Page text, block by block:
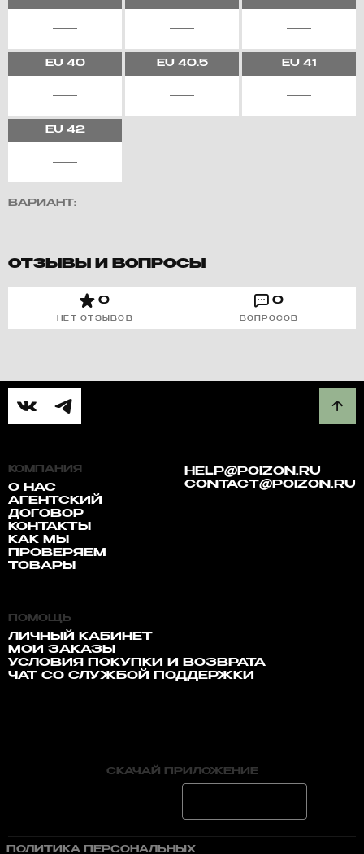
EU40 EU40.5 EU 41
EU42
ВАРИАНТ:
ОТЗЫВЫ И ВОПРОСЫ
0
НЕТ ОТЗЫВОВ
0
ВОПРОСОВ
КОМПАНИЯ
О НАС
АГЕНТСКИЙ
ДОГОВОР
КОНТАКТЫ
КАК МЫ
ПРОВЕРЯЕМ
ТОВАРЫ
HELP@POIZON.RU
CONTACT@POIZON.RU
ПОМОЩЬ
ЛИЧНЫЙ КАБИНЕТ
МОИ ЗАКАЗЫ
УСЛОВИЯ ПОКУПКИ И ВОЗВРАТА
ЧАТ СО СЛУЖБОЙ ПОДДЕРЖКИ
СКАЧАЙ ПРИЛОЖЕНИЕ
ПОЛИТИКА ПЕРСОНАЛЬНЫХ